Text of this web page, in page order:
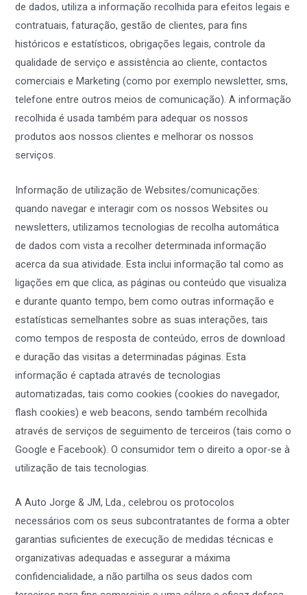
de dados, utiliza a informação recolhida para efeitos legais e
contratuais, faturação, gestão de clientes, para fins
históricos e estatísticos, obrigações legais, controle da
qualidade de serviço e assistência ao cliente, contactos
comerciais e Marketing (como por exemplo newsletter, sms,
telefone entre outros meios de comunicação). A informação
recolhida é usada também para adequar os nossos
produtos aos nossos clientes e melhorar os nossos
serviços.
Informação de utilização de Websites/comunicações:
quando navegar e interagir com os nossos Websites ou
newsletters, utilizamos tecnologias de recolha automática
de dados com vista a recolher determinada informação
acerca da sua atividade. Esta inclui informação tal como as
ligações em que clica, as páginas ou conteúdo que visualiza
e durante quanto tempo, bem como outras informação e
estatísticas semelhantes sobre as suas interações, tais
como tempos de resposta de conteúdo, erros de download
e duração das visitas a determinadas páginas. Esta
informação é captada através de tecnologias
automatizadas, tais como cookies (cookies do navegador,
flash cookies) e web beacons, sendo também recolhida
através de serviços de seguimento de terceiros (tais como o
Google e Facebook). O consumidor tem o direito a opor-se à
utilização de tais tecnologias.
A Auto Jorge & JM, Lda., celebrou os protocolos
necessários com os seus subcontratantes de forma a obter
garantias suficientes de execução de medidas técnicas e
organizativas adequadas e assegurar a máxima
confidencialidade, a não partilha os seus dados com